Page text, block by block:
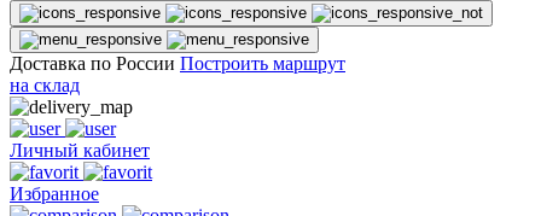
Доставка по России Построить маршрут
на склад
Личный кабинет
Избранное